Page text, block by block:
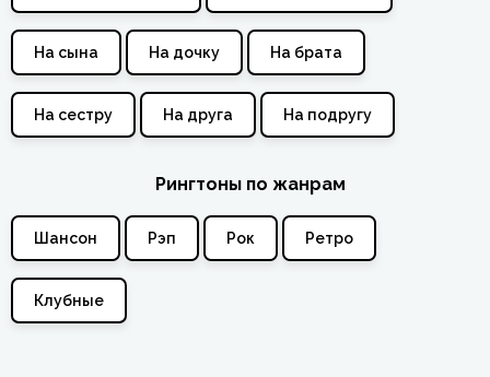
На сына На дочку На брата
На сестру На друга На подругу
Рингтоны по жанрам
Шансон Рэп Рок Ретро
Клубные